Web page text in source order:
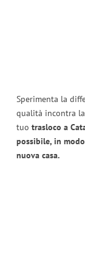
Sperimenta la
qualità incontra
tuo trasloco a
possibile, in
nuova casa.